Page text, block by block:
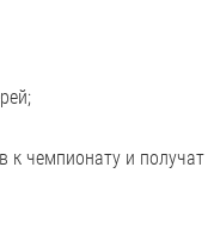
к чемпионату и